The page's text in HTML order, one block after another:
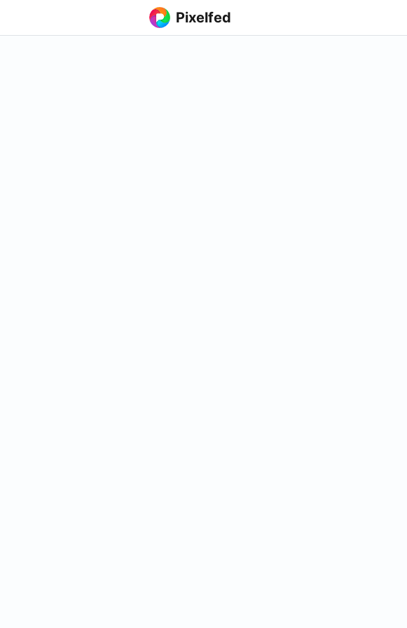
Pixelfed